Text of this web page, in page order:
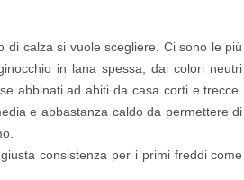
di calza si vuole scegliere. Ci sono le più
in lana spessa, dai colori neutri
abbinati ad abiti da casa corti e trecce.
e abbastanza caldo da permettere di
consistenza per i primi freddi come